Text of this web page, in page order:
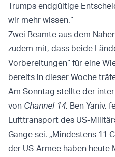
Trumps endgültige
wir mehr wissen.“
Zwei Beamte aus dem
zudem mit, dass beide
Vorbereitungen“ für eine
bereits in dieser Woche
Am Sonntag stellte der
von Channel 14, Ben Yaniv,
Lufttransport des US-
Gange sei. „Mindestens 11
der US-Armee haben heute